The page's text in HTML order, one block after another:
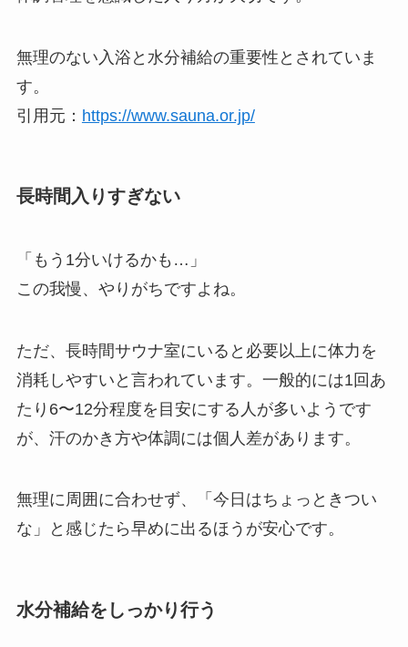
無理のない入浴と水分補給の重要性とされていま
す。
引用元： https://www.sauna.or.jp/
長時間入りすぎない
「もう1分いけるかも…」
この我慢、やりがちですよね。
ただ、長時間サウナ室にいると必要以上に体力を
消耗しやすいと言われています。一般的には1回あ
たり6〜12分程度を目安にする人が多いようです
が、汗のかき方や体調には個人差があります。
無理に周囲に合わせず、「今日はちょっときつい
な」と感じたら早めに出るほうが安心です。
水分補給をしっかり行う